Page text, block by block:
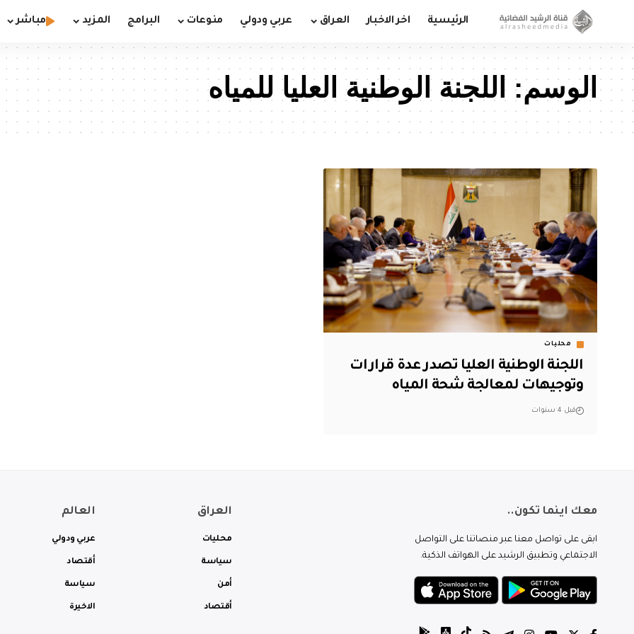
الرئيسية اخر الاخبار العراق عربي ودولي منوعات البرامج المزيد مباشر
الوسم: اللجنة الوطنية العليا للمياه
محليات
اللجنة الوطنية العليا تصدر عدة قرارات
وتوجيهات لمعالجة شحة المياه
قبل 4 سنوات
معك اينما تكون..
ابقى على تواصل معنا عبر منصاتنا على التواصل
الاجتماعي وتطبيق الرشيد على الهواتف الذكية.
العراق
محليات
سياسة
أمن
أقتصاد
العالم
عربي ودولي
أقتصاد
سياسة
الاخيرة